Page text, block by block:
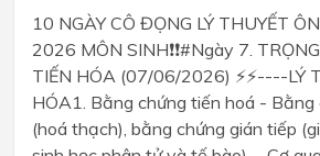
10 NGÀY CÔ ĐỌNG LÝ THUYẾT
2026 MÔN SINH❗❗#Ngày 7.
TIẾN HÓA (07/06/2026) ⚡⚡----LÝ
HÓA1. Bằng chứng tiến hoá - Bằng
(hoá thạch), bằng chứng gián tiếp